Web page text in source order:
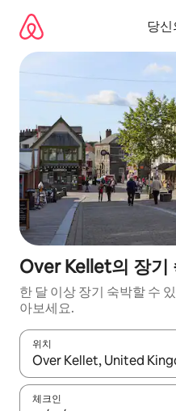
당
Over Kellet의 장기
한 달 이상 장기 숙박할 수
아보세요.
위치
결과가 나오면 위·아래 화살
체크인